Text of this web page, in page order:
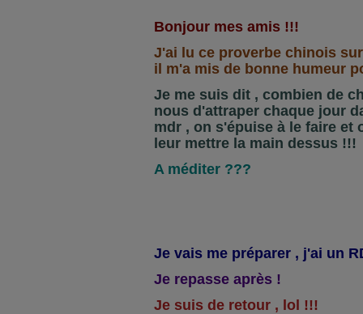
Bonjour mes amis !!!
J'ai lu ce proverbe chinois
il m'a mis de bonne humeur
Je me suis dit , combien de
nous d'attraper chaque jour
mdr , on s'épuise à le faire et
leur mettre la main dessus !!!
A méditer ???
Je vais me préparer , j'ai un
Je repasse après !
Je suis de retour , lol !!!